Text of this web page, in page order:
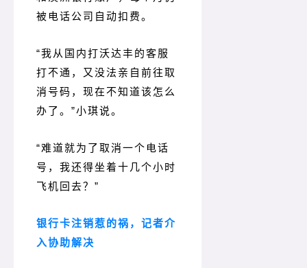
被电话公司自动扣费。
“我从国内打沃达丰的客服
打不通，又没法亲自前往取
消号码，现在不知道该怎么
办了。 ”小琪说。
“难道就为了取消一个电话
号，我还得坐着十几个小时
飞机回去？ ”
银行卡注销惹的祸，记者介
入协助解决